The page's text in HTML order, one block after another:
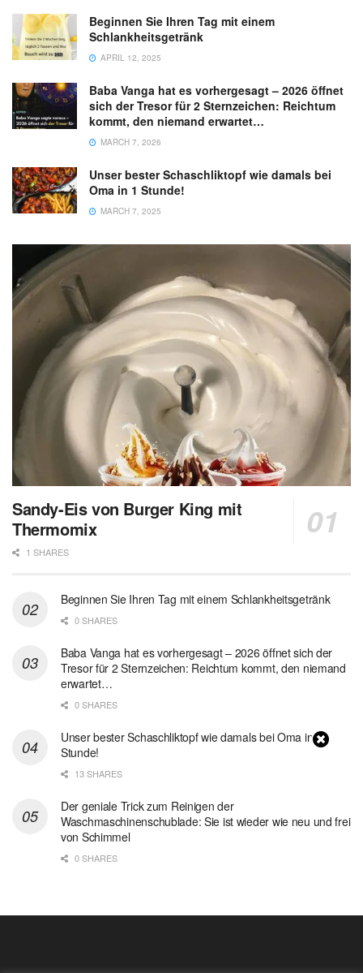
Beginnen Sie Ihren Tag mit einem
Schlankheitsgetränk
APRIL 12, 2025
Baba Vanga hat es vorhergesagt – 2026 öffnet
sich der Tresor für 2 Sternzeichen: Reichtum
kommt, den niemand erwartet…
MARCH 7, 2026
Unser bester Schaschliktopf wie damals bei
Oma in 1 Stunde!
MARCH 7, 2025
Sandy-Eis von Burger King mit
Thermomix
1 SHARES
Beginnen Sie Ihren Tag mit einem Schlankheitsgetränk
0 SHARES
Baba Vanga hat es vorhergesagt – 2026 öffnet sich der
Tresor für 2 Sternzeichen: Reichtum kommt, den niemand
erwartet…
0 SHARES
Unser bester Schaschliktopf wie damals bei Oma in 1
Stunde!
13 SHARES
Der geniale Trick zum Reinigen der
Waschmaschinenschublade: Sie ist wieder wie neu und frei
von Schimmel
0 SHARES